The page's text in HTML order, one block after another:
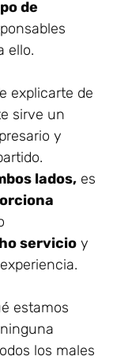
de
ello.
explicarte de
sirve un
y
lados, es
servicio y
estamos
los males